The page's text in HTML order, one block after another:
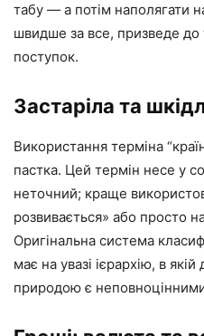
табу — а потім наполягати
швидше за все, призведе до
поступок.
Застаріла та
Використання терміна
пастка. Цей термін несе у
неточний; краще
розвивається» або просто
Оригінальна система
має на увазі ієрархію, в
природою є